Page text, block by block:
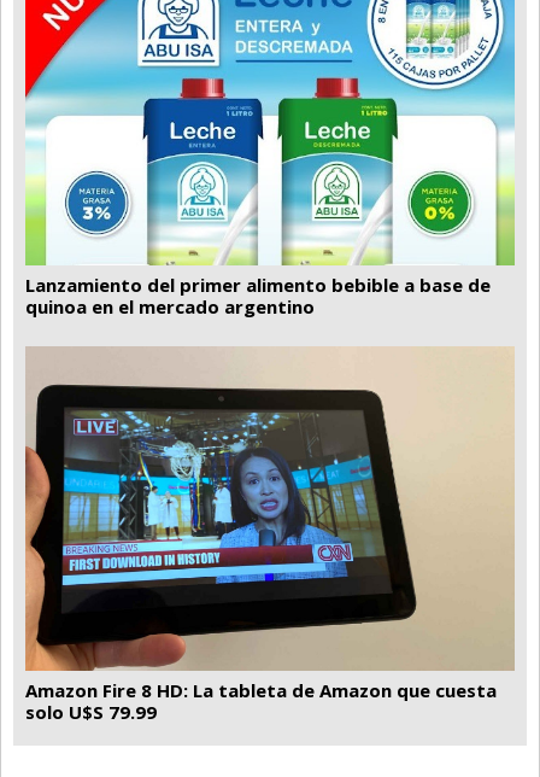
Lanzamiento del primer alimento bebible a base de
quinoa en el mercado argentino
Amazon Fire 8 HD: La tableta de Amazon que cuesta
solo U$S 79.99